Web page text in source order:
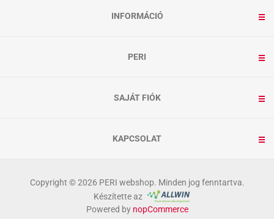
INFORMÁCIÓ
PERI
SAJÁT FIÓK
KAPCSOLAT
Copyright © 2026 PERI webshop. Minden jog fenntartva.
Készítette az
Powered by nopCommerce